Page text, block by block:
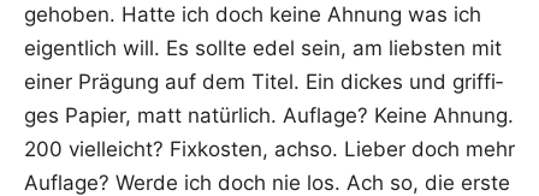
ge­ho­ben. Hat­te ich doch kei­ne Ahnung was ich
eigent­lich will. Es soll­te edel sein, am liebs­ten mit
einer Prä­gung auf dem Titel. Ein dickes und grif­fi­
ges Papier, matt natür­lich. Auf­la­ge? Kei­ne Ahnung.
200 viel­leicht? Fix­kos­ten, ach­so. Lie­ber doch mehr
Auf­la­ge? Wer­de ich doch nie los. Ach so, die ers­te